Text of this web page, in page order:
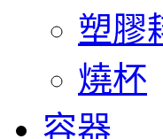
塑膠
燒杯
容器